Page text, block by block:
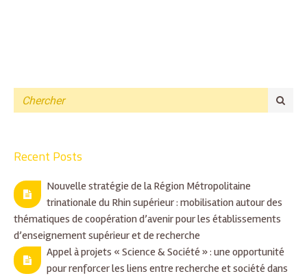
Recent Posts
Nouvelle stratégie de la Région Métropolitaine
trinationale du Rhin supérieur : mobilisation autour des
thématiques de coopération d’avenir pour les établissements
d’enseignement supérieur et de recherche
Appel à projets « Science & Société » : une opportunité
pour renforcer les liens entre recherche et société dans